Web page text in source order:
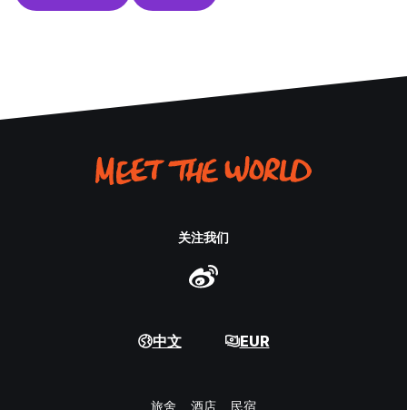
关注我们
中文 EUR
旅舍 酒店 民宿